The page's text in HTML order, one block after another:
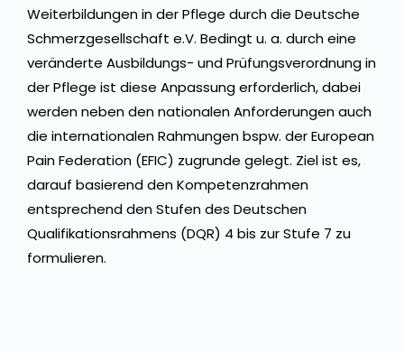
Weiterbildungen in der Pflege durch die Deutsche
Schmerzgesellschaft e.V. Bedingt u. a. durch eine
veränderte Ausbildungs- und Prüfungsverordnung in
der Pflege ist diese Anpassung erforderlich, dabei
werden neben den nationalen Anforderungen auch
die internationalen Rahmungen bspw. der European
Pain Federation (EFIC) zugrunde gelegt. Ziel ist es,
darauf basierend den Kompetenzrahmen
entsprechend den Stufen des Deutschen
Qualifikationsrahmens (DQR) 4 bis zur Stufe 7 zu
formulieren.